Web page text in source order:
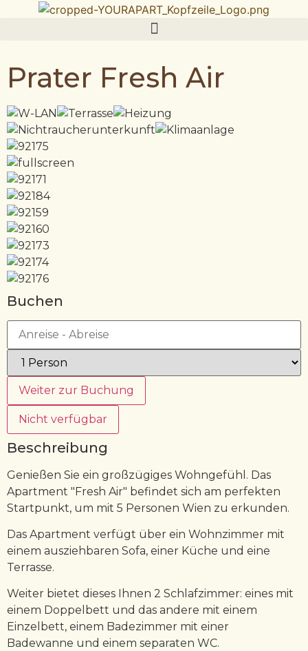
Prater Fresh Air
Buchen
Weiter zur Buchung
Nicht verfügbar
Beschreibung
Genießen Sie ein großzügiges Wohngefühl. Das
Apartment "Fresh Air" befindet sich am perfekten
Startpunkt, um mit 5 Personen Wien zu erkunden.
Das Apartment verfügt über ein Wohnzimmer mit
einem ausziehbaren Sofa, einer Küche und eine
Terrasse.
Weiter bietet dieses Ihnen 2 Schlafzimmer: eines mit
einem Doppelbett und das andere mit einem
Einzelbett, einem Badezimmer mit einer
Badewanne und einem separaten WC.